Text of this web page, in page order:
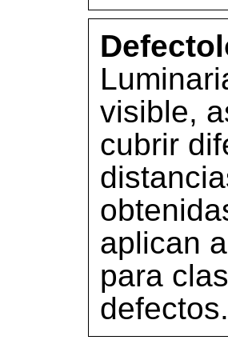
visible,
cubrir
aplican
para
defectos.